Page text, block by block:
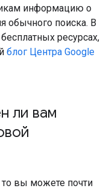
информацию о
обычного поиска. В
ресурсах,
блог Центра Google
ли вам
вы можете почти